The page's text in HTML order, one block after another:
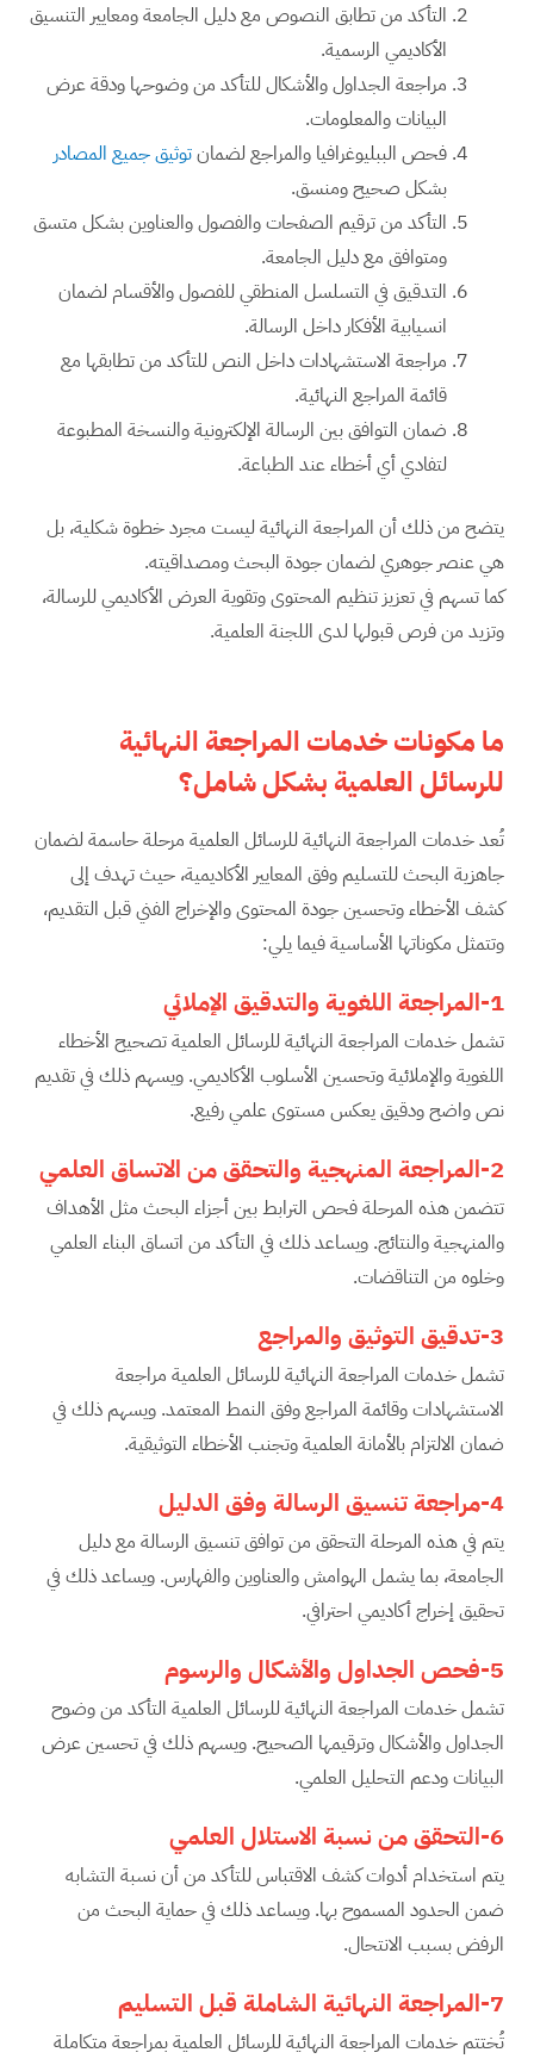
التأكد من تطابق النصوص مع دليل الجامعة ومعايير التنسيق
الأكاديمي الرسمية.
مراجعة الجداول والأشكال للتأكد من وضوحها ودقة عرض
البيانات والمعلومات.
فحص الببليوغرافيا والمراجع لضمانتوثيق جميع المصادر
بشكل صحيح ومنسق.
التأكد من ترقيم الصفحات والفصول والعناوين بشكل متسق
ومتوافق مع دليل الجامعة.
التدقيق في التسلسل المنطقي للفصول والأقسام لضمان
انسيابية الأفكار داخل الرسالة.
مراجعة الاستشهادات داخل النص للتأكد من تطابقها مع
قائمة المراجع النهائية.
ضمان التوافق بين الرسالة الإلكترونية والنسخة المطبوعة
لتفادي أي أخطاء عند الطباعة.
يتضح من ذلك أن المراجعة النهائية ليست مجرد خطوة شكلية، بل
هي عنصر جوهري لضمان جودة البحث ومصداقيته.
كما تسهم في تعزيز تنظيم المحتوى وتقوية العرض الأكاديمي للرسالة،
وتزيد من فرص قبولها لدى اللجنة العلمية.
ما مكونات خدمات المراجعة النهائية
للرسائل العلمية بشكل شامل؟
تُعد خدمات المراجعة النهائية للرسائل العلمية مرحلة حاسمة لضمان
جاهزية البحث للتسليم وفق المعايير الأكاديمية، حيث تهدف إلى
كشف الأخطاء وتحسين جودة المحتوى والإخراج الفني قبل التقديم،
وتتمثل مكوناتها الأساسية فيما يلي:
1- المراجعة اللغوية والتدقيق الإملائي
تشمل خدمات المراجعة النهائية للرسائل العلمية تصحيح الأخطاء
اللغوية والإملائية وتحسين الأسلوب الأكاديمي. ويسهم ذلك في تقديم
نص واضح ودقيق يعكس مستوى علمي رفيع.
2-المراجعة المنهجية والتحقق من الاتساق العلمي
تتضمن هذه المرحلة فحص الترابط بين أجزاء البحث مثل الأهداف
والمنهجية والنتائج. ويساعد ذلك في التأكد من اتساق البناء العلمي
وخلوه من التناقضات.
3-تدقيق التوثيق والمراجع
تشمل خدمات المراجعة النهائية للرسائل العلمية مراجعة
الاستشهادات وقائمة المراجع وفق النمط المعتمد. ويسهم ذلك في
ضمان الالتزام بالأمانة العلمية وتجنب الأخطاء التوثيقية.
4-مراجعة تنسيق الرسالة وفق الدليل
يتم في هذه المرحلة التحقق من توافق تنسيق الرسالة مع دليل
الجامعة، بما يشمل الهوامش والعناوين والفهارس. ويساعد ذلك في
تحقيق إخراج أكاديمي احترافي.
5-فحص الجداول والأشكال والرسوم
تشمل خدمات المراجعة النهائية للرسائل العلمية التأكد من وضوح
الجداول والأشكال وترقيمها الصحيح. ويسهم ذلك في تحسين عرض
البيانات ودعم التحليل العلمي.
6-التحقق من نسبة الاستلال العلمي
يتم استخدام أدوات كشف الاقتباس للتأكد من أن نسبة التشابه
ضمن الحدود المسموح بها. ويساعد ذلك في حماية البحث من
الرفض بسبب الانتحال.
7-المراجعة النهائية الشاملة قبل التسليم
تُختتم خدمات المراجعة النهائية للرسائل العلمية بمراجعة متكاملة